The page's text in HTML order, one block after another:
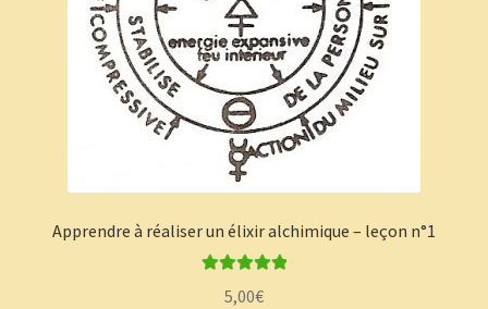
Apprendre à réaliser un élixir alchimique – leçon n°1
5,00€